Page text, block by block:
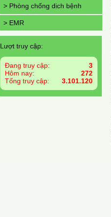
> Phòng chống dịch bệnh
> EMR
Lượt truy cập:
Đang truy cập:
3
Hôm nay:
272
Tổng truy cập:
3.101.120